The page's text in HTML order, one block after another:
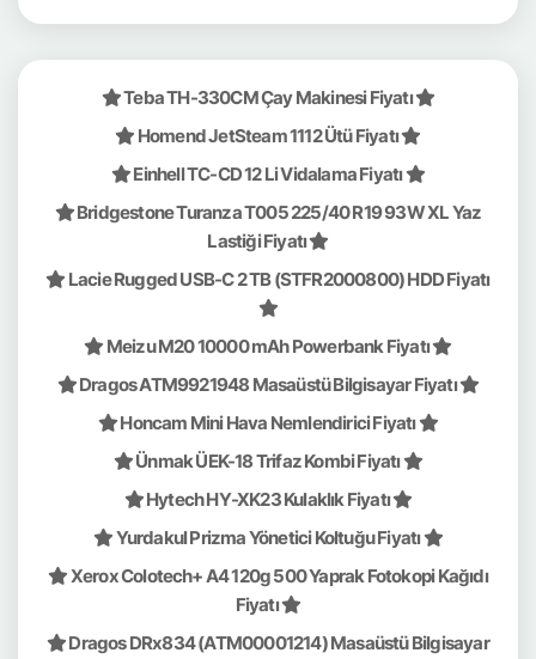
Teba TH-330CM Çay Makinesi Fiyatı
Homend JetSteam 1112 Ütü Fiyatı
Einhell TC-CD 12 Li Vidalama Fiyatı
Bridgestone Turanza T005 225/40 R19 93W XL Yaz
Lastiği Fiyatı
Lacie Rugged USB-C 2 TB (STFR2000800) HDD Fiyatı
Meizu M20 10000 mAh Powerbank Fiyatı
Dragos ATM9921948 Masaüstü Bilgisayar Fiyatı
Honcam Mini Hava Nemlendirici Fiyatı
Ünmak ÜEK-18 Trifaz Kombi Fiyatı
Hytech HY-XK23 Kulaklık Fiyatı
Yurdakul Prizma Yönetici Koltuğu Fiyatı
Xerox Colotech+ A4 120g 500 Yaprak Fotokopi Kağıdı
Fiyatı
Dragos DRx834 (ATM00001214) Masaüstü Bilgisayar